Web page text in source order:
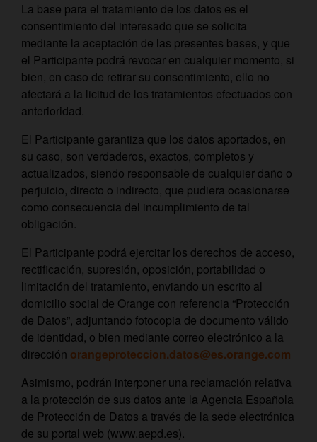
La base para el tratamiento de los datos es el
consentimiento del interesado que se solicita
mediante la aceptación de las presentes bases, y que
el Participante podrá revocar en cualquier momento, si
bien, en caso de retirar su consentimiento, ello no
afectará a la licitud de los tratamientos efectuados con
anterioridad.
El Participante garantiza que los datos aportados, en
su caso, son verdaderos, exactos, completos y
actualizados, siendo responsable de cualquier daño o
perjuicio, directo o indirecto, que pudiera ocasionarse
como consecuencia del incumplimiento de tal
obligación.
El Participante podrá ejercitar los derechos de acceso,
rectificación, supresión, oposición, portabilidad o
limitación del tratamiento, enviando un escrito al
domicilio social de Orange con referencia “Protección
de Datos”, adjuntando fotocopia de documento válido
de identidad, o bien mediante correo electrónico a la
dirección orangeproteccion.datos@es.orange.com
Asimismo, podrán interponer una reclamación relativa
a la protección de sus datos ante la Agencia Española
de Protección de Datos a través de la sede electrónica
de su portal web (www.aepd.es).